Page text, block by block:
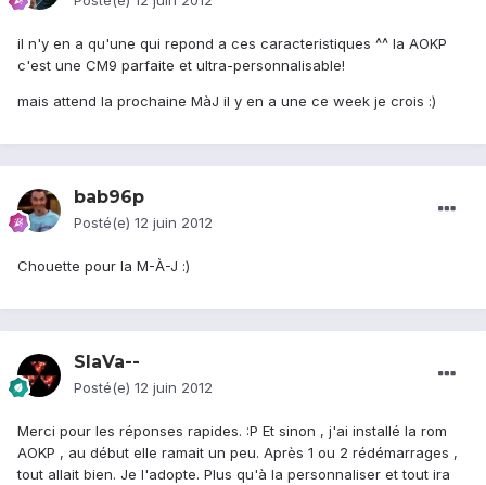
il n'y en a qu'une qui repond a ces caracteristiques ^^ la AOKP
c'est une CM9 parfaite et ultra-personnalisable!
mais attend la prochaine MàJ il y en a une ce week je crois :)
bab96p
Posté(e) 12 juin 2012
Chouette pour la M-À-J :)
SlaVa--
Posté(e) 12 juin 2012
Merci pour les réponses rapides. :P Et sinon , j'ai installé la rom
AOKP , au début elle ramait un peu. Après 1 ou 2 rédémarrages ,
tout allait bien. Je l'adopte. Plus qu'à la personnaliser et tout ira